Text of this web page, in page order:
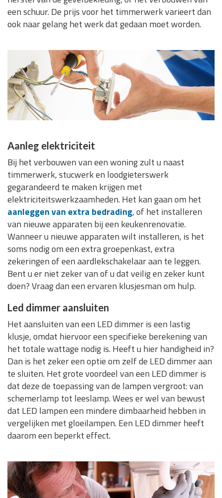
een schuur. De prijs voor het timmerwerk varieert dan
ook naar gelang het werk dat gedaan moet worden.
Aanleg elektriciteit
Bij het verbouwen van een woning zult u naast
timmerwerk, stucwerk en loodgieterswerk
gegarandeerd te maken krijgen met
elektriciteitswerkzaamheden. Het kan gaan om het
aanleggen van extra bedrading, of het installeren
van nieuwe apparaten bij een keukenrenovatie.
Wanneer u nieuwe apparaten wilt installeren, is het
soms nodig om een extra groepenkast, extra
zekeringen of een aardlekschakelaar aan te leggen.
Bent u er niet zeker van of u dat veilig en zeker kunt
doen? Vraag dan een ervaren klusjesman om hulp.
Led dimmer aansluiten
Het aansluiten van een LED dimmer is een lastig
klusje, omdat hiervoor een specifieke berekening van
het totale wattage nodig is. Heeft u hier handigheid in?
Dan is het zeker een optie om zelf de LED dimmer aan
te sluiten. Het grote voordeel van een LED dimmer is
dat deze de toepassing van de lampen vergroot: van
schemerlamp tot leeslamp. Wees er wel van bewust
dat LED lampen een mindere dimbaarheid hebben in
vergelijken met gloeilampen. Een LED dimmer heeft
daarom een beperkt effect.